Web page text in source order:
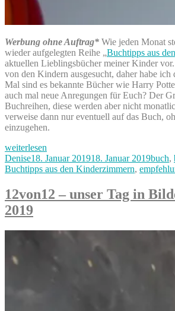
Werbung ohne Auftrag* Wie jeden Monat
wieder aufgelegten Reihe „Buchtipps aus
aktuellen Lieblingsbücher meiner Kinder
von den Kindern ausgesucht, daher habe ich
Mal sind es bekannte Bücher wie Harry
auch mal neue Anregungen für Euch? Der
Buchreihen, diese werden aber nicht
verweise dann nur eventuell auf das Buch,
einzugehen.
„Buchtipps
aus
den
Januar
2019“
weiterlesen
Autor
DeniseVeröffentlicht
am
18. Januar 201918. Januar 2019buch,
Buchtipps aus den Kinderzimmern,
12von12 – unser Tag in
2019